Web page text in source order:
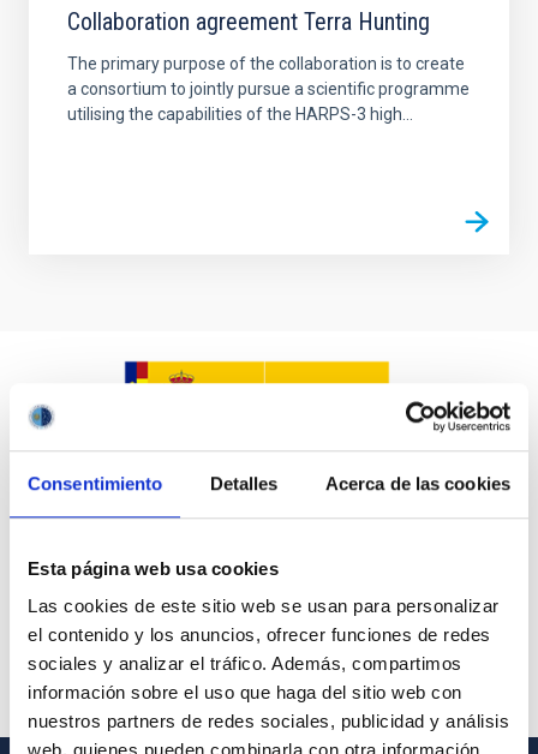
Consentimiento Detalles Acerca de las cookies
Esta página web usa cookies
Las cookies de este sitio web se usan para personalizar
el contenido y los anuncios, ofrecer funciones de redes
sociales y analizar el tráfico. Además, compartimos
información sobre el uso que haga del sitio web con
nuestros partners de redes sociales, publicidad y análisis
Collaboration agreement Terra Hunting
The primary purpose of the collaboration is to create
a consortium to jointly pursue a scientific programme
utilising the capabilities of the HARPS-3 high...